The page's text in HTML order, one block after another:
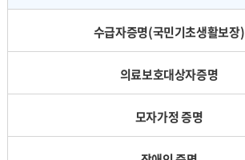
수급자증명(국민기초생활보장)
의료보호대상자증명
모자가정 증명